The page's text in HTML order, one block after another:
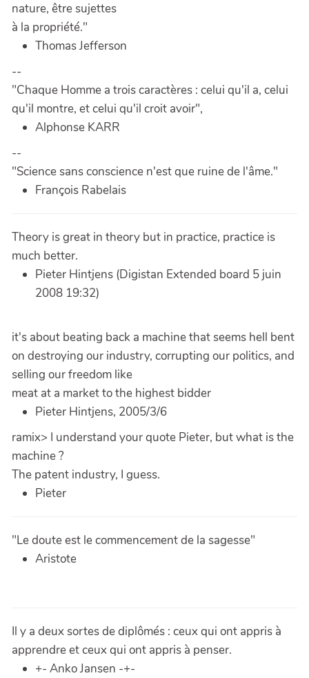
nature, être sujettes
à la propriété."
Thomas Jefferson
--
"Chaque Homme a trois caractères : celui qu'il a, celui
qu'il montre, et celui qu'il croit avoir",
Alphonse KARR
--
"Science sans conscience n'est que ruine de l'âme."
François Rabelais
Theory is great in theory but in practice, practice is
much better.
Pieter Hintjens (Digistan Extended board 5 juin
2008 19:32)
it's about beating back a machine that seems hell bent
on destroying our industry, corrupting our politics, and
selling our freedom like
meat at a market to the highest bidder
Pieter Hintjens, 2005/3/6
ramix> I understand your quote Pieter, but what is the
machine ?
The patent industry, I guess.
Pieter
"Le doute est le commencement de la sagesse"
Aristote
Il y a deux sortes de diplômés : ceux qui ont appris à
apprendre et ceux qui ont appris à penser.
+- Anko Jansen -+-